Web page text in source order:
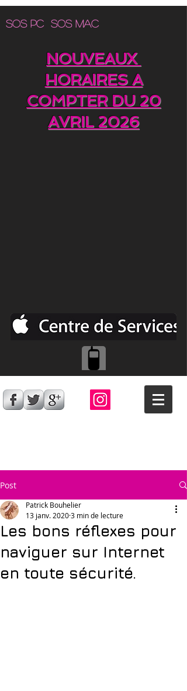
SOS PC SOS MAC
NOUVEAUX
HORAIRES A
COMPTER DU 20
AVRIL 2026
Post
Les bons réflexes pour
naviguer sur Internet
en toute sécurité.
Patrick Bouhelier
13 janv. 20203 min de lecture